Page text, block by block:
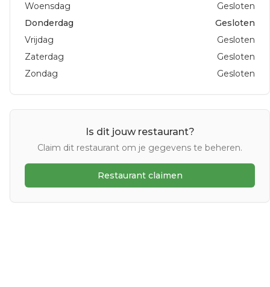
Woensdag
Gesloten
Donderdag
Gesloten
Vrijdag
Gesloten
Zaterdag
Gesloten
Zondag
Gesloten
Is dit jouw restaurant?
Claim dit restaurant om je gegevens te beheren.
Restaurant claimen